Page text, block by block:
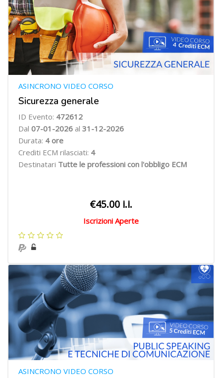
Sicurezza generale
ASINCRONO VIDEO CORSO
ID Evento: 472612
Dal 07-01-2026 al 31-12-2026
Durata: 4ore
Crediti ECM rilasciati: 4
Destinatari Tutte le professioni con l'obbligo ECM
€45.00 i.i.
Iscrizioni Aperte
ASINCRONO VIDEO CORSO